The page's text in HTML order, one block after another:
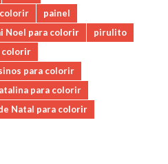
colorir
painel
Noel para colorir
pirulito
colorir
para colorir
para colorir
Natal para colorir